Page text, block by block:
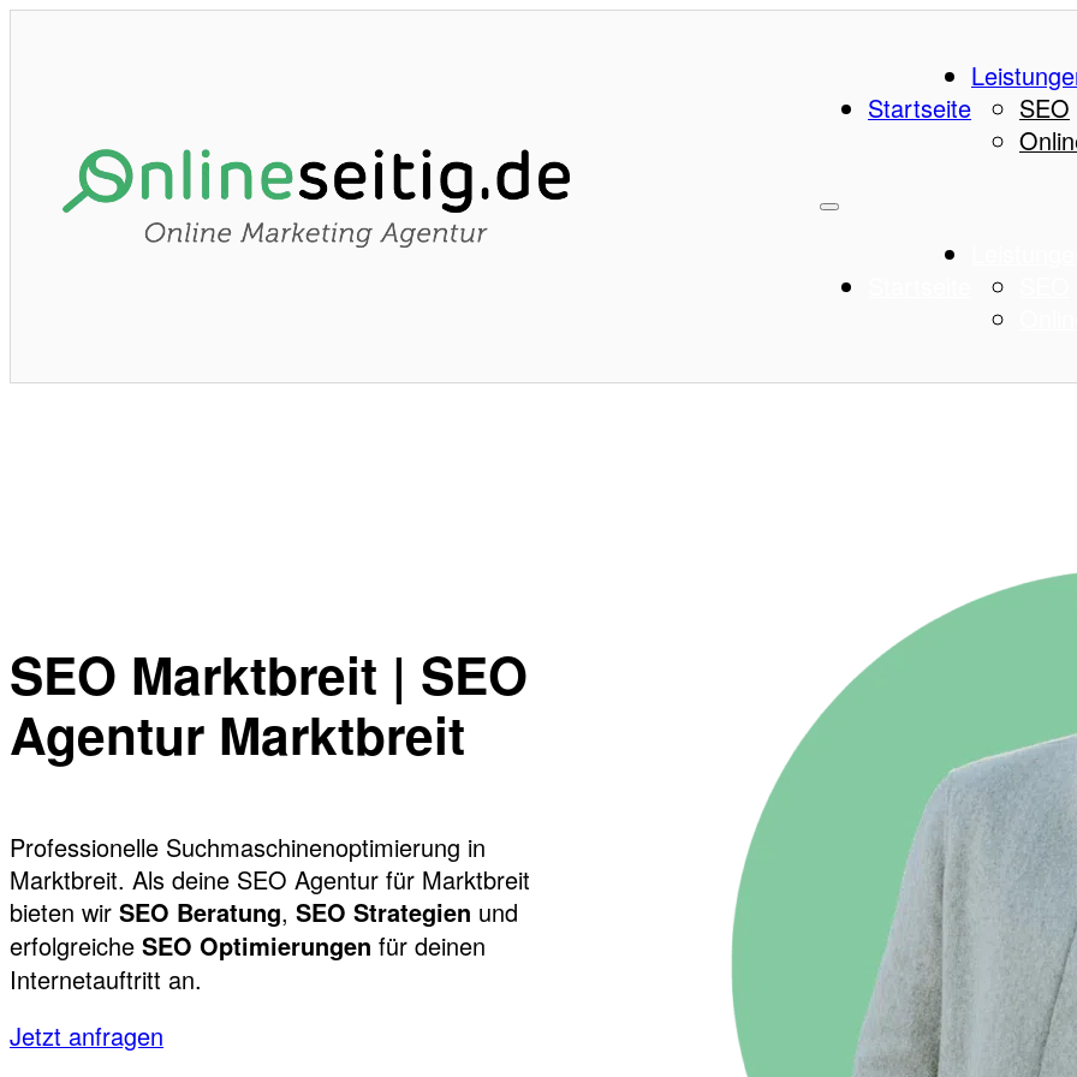
Startseite
SEO
SEO Marktbreit | SEO
Agentur Marktbreit
Professionelle Suchmaschinenoptimierung in
Marktbreit. Als deine SEO Agentur für Marktbreit
bieten wir SEO Beratung, SEO Strategien und
erfolgreiche SEO Optimierungen für deinen
Internetauftritt an.
Jetzt anfragen